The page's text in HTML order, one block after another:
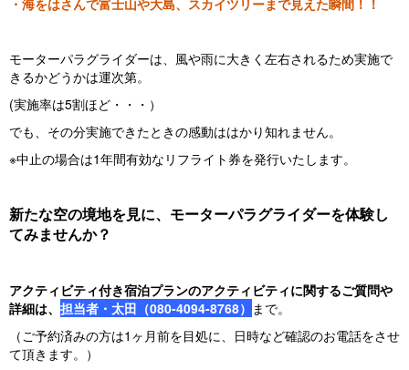
・海をはさんで富士山や大島、スカイツリーまで見えた瞬間！！
モーターパラグライダーは、風や雨に大きく左右されるため実施で
きるかどうかは運次第。
(実施率は5割ほど・・・）
でも、その分実施できたときの感動ははかり知れません。
※中止の場合は1年間有効なリフライト券を発行いたします。
新たな空の境地を見に、モーターパラグライダーを体験し
てみませんか？
アクティビティ付き宿泊プランのアクティビティに関するご質問や
詳細は、 担当者・太田（080-4094-8768） まで。
（ご予約済みの方は1ヶ月前を目処に、日時など確認のお電話をさせ
て頂きます。）